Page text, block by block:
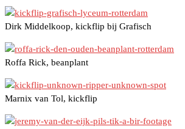
Dirk Middelkoop, kickflip bij Grafisch
Roffa Rick, beanplant
Marnix van Tol, kickflip